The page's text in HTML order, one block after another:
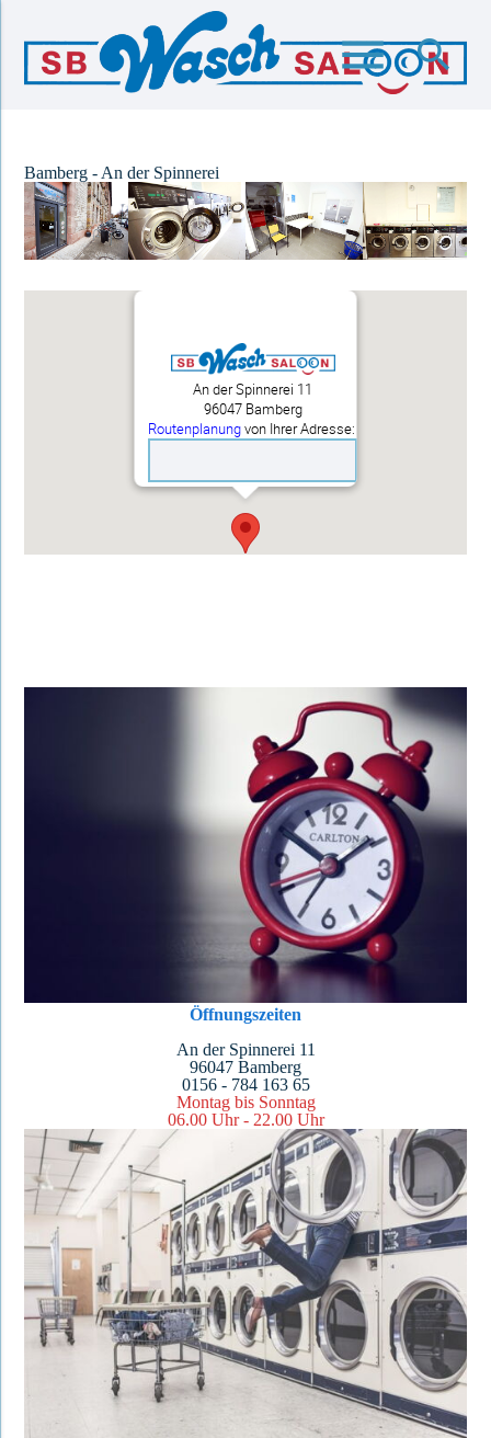
menu search
Bamberg - An der Spinnerei
An der Spinnerei 11
96047 Bamberg
Routenplanungvon Ihrer Adresse:
Öffnungszeiten
An der Spinnerei 11
96047 Bamberg
0156 - 784 163 65
Montag bis Sonntag
06.00 Uhr - 22.00 Uhr